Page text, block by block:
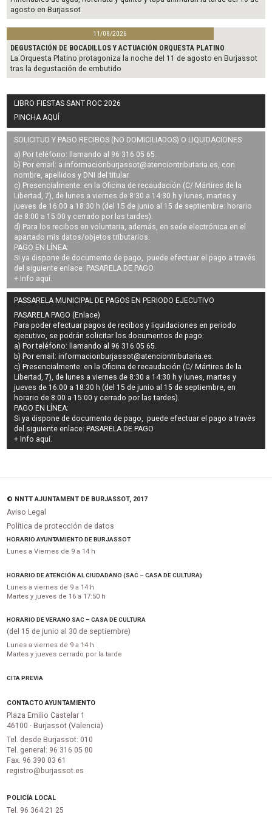
agosto en Burjassot
11/08/2026
DEGUSTACIÓN DE BOCADILLOS Y ACTUACIÓN ORQUESTA PLATINO
La Orquesta Platino protagoniza la noche del 11 de agosto en Burjassot
tras la degustación de embutido
LIBRO FIESTAS SANT ROC 2026
PINCHA AQUÍ
SOLICITUD Y PAGO RECIBOS (NO DOMICILIADOS) O LIQUIDACIONES
a) Por teléfono: llamando al 96 316 05 65.
b) Por email: a informacionburjassot@atenciontributaria.es , con
nombre, apellidos y DNI del titular.
c) Presencialmente: en la Oficina de recaudación (C/ Mártires de la
Libertad, 7), de lunes a viernes de 8:30 a 14:30 h y lunes, martes y
jueves de 16:00 a 18:30 h (del 15 de junio al 15 de septiembre: horario
de 8:00 a 15:00 y cerrado por las tardes).
d) Para los recibos en voluntaria, además, en sede electrónica en el
apartado mis datos/objetos tributarios.
PAGO EN LÍNEA:
Si ya dispone de documento de pago, puede efectuar el pago a través
del siguiente enlace: PASARELA DE PAGO
+ Info aquí
PASSARELA MUNICIPAL DE PAGOS EN PERIODO EJECUTIVO
PASARELA PAGO (Enlace)
Para poder efectuar pagos derecibos y liquidaciones en periodo
ejecutivo, se podrán solicitar los documentos de pago:
a) Por teléfono: llamando al 96 316 05 65.
b) Por email:informacionburjassot@atenciontributaria.es.
c) Presencialmente: en la Oficina de recaudación (C/ Mártires de la
Libertad, 7), de lunes a viernes de 8:30 a 14:30 h y lunes, martes y
jueves de 16:00 a 18:30 h (del 15 de junio al 15 de septiembre, en
horario de 8:00 a 15:00 y cerrado por las tardes).
PAGO EN LÍNEA:
Si ya dispone de documento de pago, puede efectuar el pago a través
del siguiente enlace: PASARELA DE PAGO
+ Info aquí.
© NNTT AJUNTAMENT DE BURJASSOT, 2017
Aviso Legal
Política de protección de datos
HORARIO AYUNTAMIENTO DE BURJASSOT
Lunes a Viernes de 9 a 14 h
HORARIO DE ATENCIÓN AL CIUDADANO (SAC – CASA DE CULTURA)
Lunes a viernes de 9 a 14 h
Martes y jueves de 16 a 17:50 h
HORARIO DE VERANO SAC – CASA DE CULTURA
(del 15 de junio al 30 de septiembre)
Lunes a viernes de 9 a 14 h
Martes y jueves cerrado por la tarde
CITA PREVIA
CONTACTO AYUNTAMIENTO
Plaza Emilio Castelar 1
46100 · Burjassot (Valencia)
Tel. desde Burjassot: 010
Tel. general: 96 316 05 00
Fax. 96 390 03 61
registro@burjassot.es
POLICÍA LOCAL
Tel. 96 364 21 25